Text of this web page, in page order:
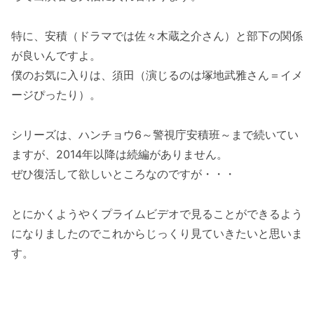
特に、安積（ドラマでは佐々木蔵之介さん）と部下の関係
が良いんですよ。
僕のお気に入りは、須田（演じるのは塚地武雅さん＝イメ
ージぴったり）。
シリーズは、ハンチョウ6～警視庁安積班～まで続いてい
ますが、2014年以降は続編がありません。
ぜひ復活して欲しいところなのですが・・・
とにかくようやくプライムビデオで見ることができるよう
になりましたのでこれからじっくり見ていきたいと思いま
す。